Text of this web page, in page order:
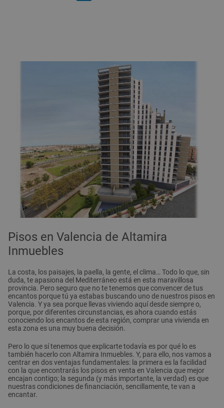
Pisos en Valencia de Altamira
Inmuebles
La costa, los paisajes, la paella, la gente, el clima… Todo lo que, sin
duda, te apasiona del Mediterráneo está en esta maravillosa
provincia. Pero seguro que no te tenemos que convencer de tus
encantos porque tú ya estabas buscando uno de nuestros pisos en
Valencia. Y ya sea porque llevas viviendo aquí desde siempre o,
porque, por diferentes circunstancias, es ahora cuando estás
conociendo los encantos de esta región, comprar una vivienda en
esta zona es una muy buena decisión.
Pero lo que sí tenemos que explicarte todavía es por qué lo es
también hacerlo con Altamira Inmuebles. Y, para ello, nos vamos a
centrar en dos ventajas fundamentales: la primera es la facilidad
con la que encontrarás los pisos en venta en Valencia que mejor
encajan contigo; la segunda (y más importante, la verdad) es que
nuestras condiciones de financiación, sencillamente, te van a
encantar.